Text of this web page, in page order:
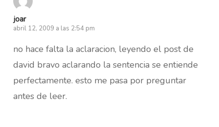
joar
abril 12, 2009 a las 2:54 pm
no hace falta la aclaracion, leyendo el post de
david bravo aclarando la sentencia se entiende
perfectamente. esto me pasa por preguntar
antes de leer.